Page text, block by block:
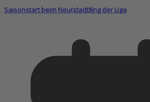
Saisonstart beim Neu(stadt)ling der Liga